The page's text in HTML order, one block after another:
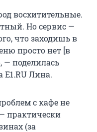
восхитительные.
Но сервис —
что заходишь в
просто нет [в
— поделилась
E1.RU Лина.
с кафе не
практически
(за